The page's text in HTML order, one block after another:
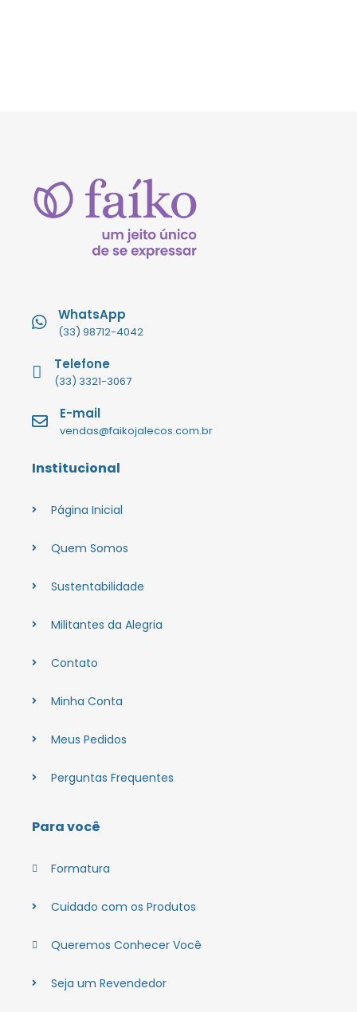
WhatsApp
(33) 98712-4042
Telefone
(33) 3321-3067
E-mail
vendas@faikojalecos.com.br
Institucional
Página Inicial
Quem Somos
Sustentabilidade
Militantes da Alegria
Contato
Minha Conta
Meus Pedidos
Perguntas Frequentes
Para você
Formatura
Cuidado com os Produtos
Queremos Conhecer Você
Seja um Revendedor